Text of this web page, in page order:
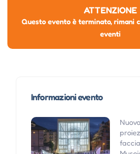
ATTENZIONE
Questo evento è terminato, rimani
eventi
Informazioni evento